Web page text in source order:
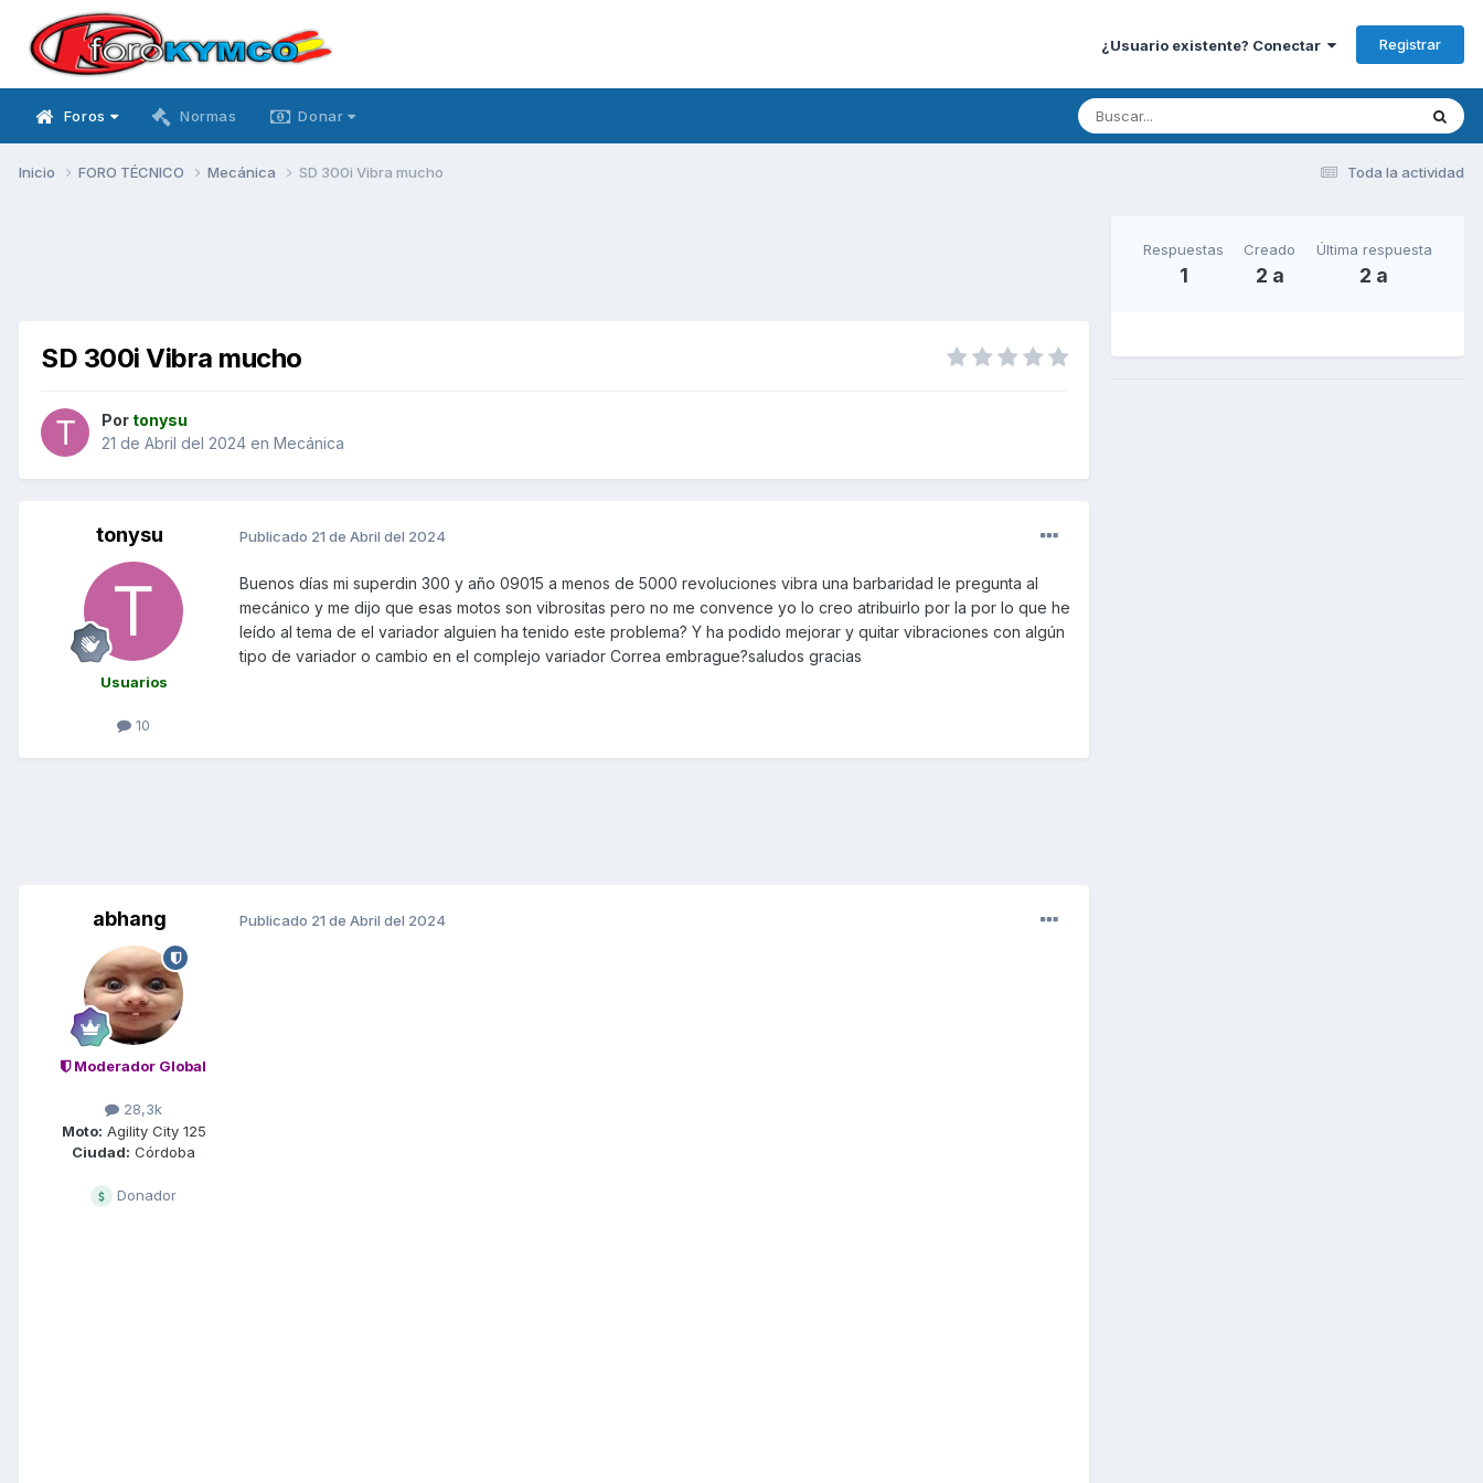
¿Usuario existente? Conectar Registrar
Foros Normas Donar
Toda la actividad
Inicio FORO TÉCNICO Mecánica SD 300i Vibra mucho
SD 300i Vibra mucho
Por tonysu
21 de Abril del 2024 en Mecánica
tonysu
Usuarios
10
Publicado 21 de Abril del 2024
Buenos días mi superdin 300 y año 09015 a menos de 5000 revoluciones vibra una barbaridad le pregunta al
mecánico y me dijo que esas motos son vibrositas pero no me convence yo lo creo atribuirlo por la por lo que he
leído al tema de el variador alguien ha tenido este problema? Y ha podido mejorar y quitar vibraciones con algún
tipo de variador o cambio en el complejo variador Correa embrague?saludos gracias
abhang
Moderador Global
28,3k
Moto: Agility City 125
Ciudad: Córdoba
Donador
Publicado 21 de Abril del 2024
Respuestas
1
Creado
2 a
Última respuesta
2 a